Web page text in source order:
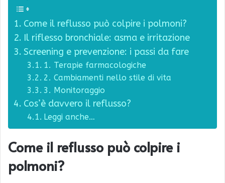
Come il reflusso può colpire i polmoni?
Il riflesso bronchiale: asma e irritazione
Screening e prevenzione: i passi da fare
1. Terapie farmacologiche
2. Cambiamenti nello stile di vita
3. Monitoraggio
Cos’è davvero il reflusso?
Leggi anche…
Come il reflusso può colpire i
polmoni?